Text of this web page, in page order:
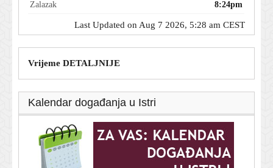
Zalazak
8:24pm
Last Updated on Aug 7 2026, 5:28 am CEST
Vrijeme DETALJNIJE
Kalendar događanja u Istri